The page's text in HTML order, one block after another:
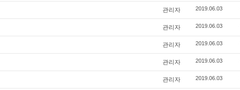
관리자 2019.06.03
관리자 2019.06.03
관리자 2019.06.03
관리자 2019.06.03
관리자 2019.06.03